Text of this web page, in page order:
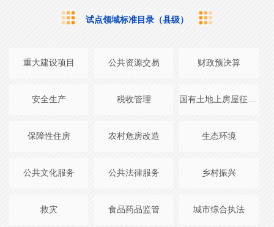
试点领域标准目录（县级）
重大建设项目 公共资源交易 财政预决算
安全生产 税收管理
保障性住房 农村危房改造 生态环境
公共文化服务 公共法律服务 乡村振兴
救灾 食品药品监管 城市综合执法